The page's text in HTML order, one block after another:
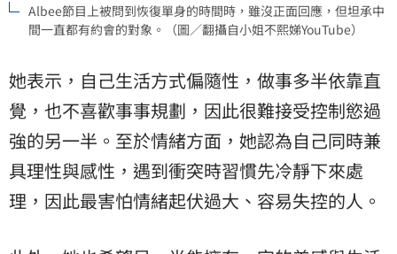
Albee節目上被問到恢復單身的時間時，雖沒正面回應，但坦承中
間一直都有約會的對象。（圖／翻攝自小姐不熙娣YouTube）
她表示，自己生活方式偏隨性，做事多半依靠直
覺，也不喜歡事事規劃，因此很難接受控制慾過
強的另一半。至於情緒方面，她認為自己同時兼
具理性與感性，遇到衝突時習慣先冷靜下來處
理，因此最害怕情緒起伏過大、容易失控的人。